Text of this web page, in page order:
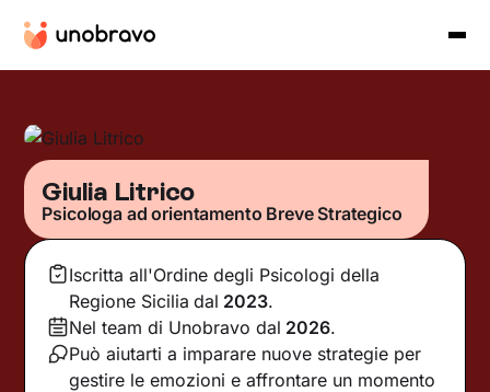
Giulia Litrico
Psicologa ad orientamento Breve Strategico
Iscritta all'Ordine degli Psicologi della
Regione Sicilia dal 2023.
Nel team di Unobravo dal 2026.
Può aiutarti a imparare nuove strategie per
gestire le emozioni e affrontare un momento